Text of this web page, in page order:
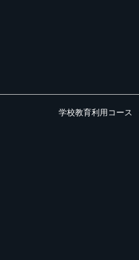
学校教育利用コース